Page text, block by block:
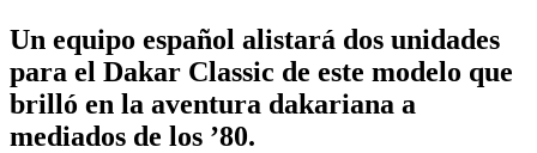
Un equipo español alistará dos unidades
para el Dakar Classic de este modelo que
brilló en la aventura dakariana a
mediados de los ’80.